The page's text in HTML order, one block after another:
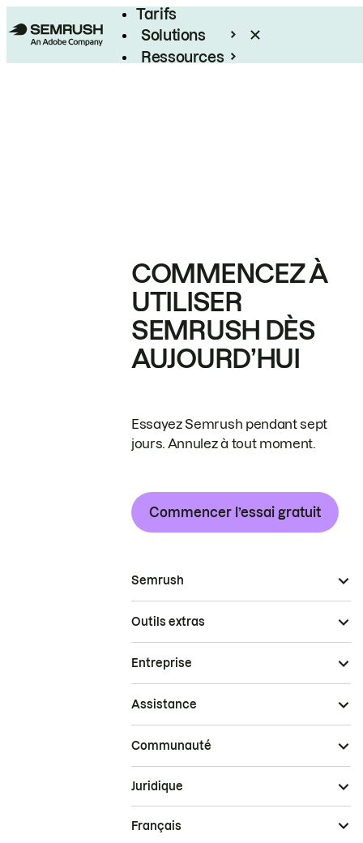
Tarifs
Solutions
Ressources
COMMENCEZ À
UTILISER
SEMRUSH DÈS
AUJOURD’HUI
Essayez Semrush pendant sept
jours. Annulez à tout moment.
Commencer l’essai gratuit
Semrush
Outils extras
Entreprise
Assistance
Communauté
Juridique
Français